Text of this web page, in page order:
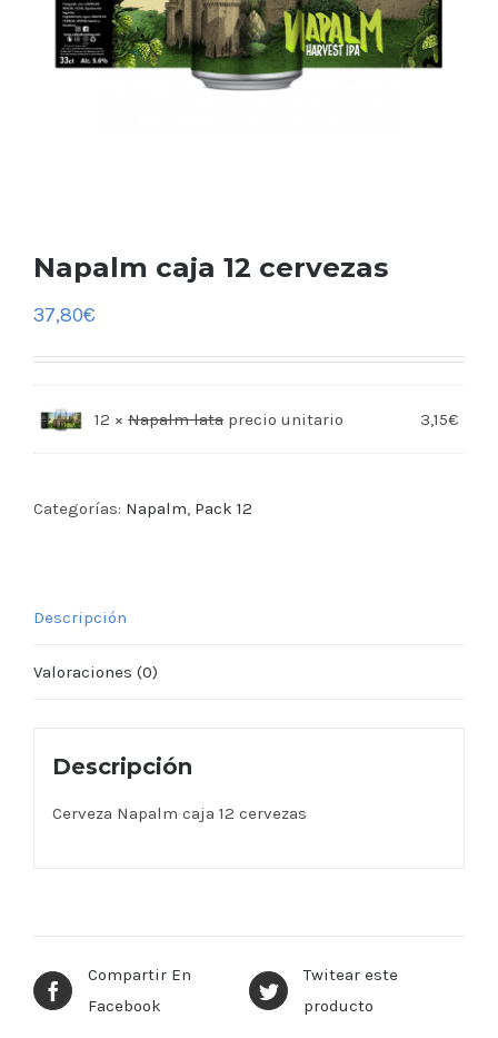
Napalm caja 12 cervezas
37,80€
12 × Napalm lata 3,15€
Categorías: Napalm, Pack 12
Descripción
Valoraciones (0)
Descripción
Cerveza Napalm caja 12 cervezas
Compartir En
Facebook
Twitear este
producto